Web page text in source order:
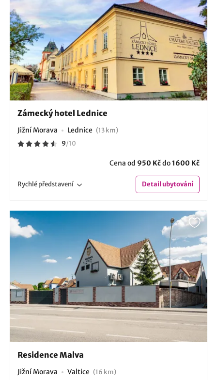
Zámecký hotel Lednice
Jižní Morava Lednice (13 km)
9/10
Cena od 950 Kčdo1600 Kč
Rychlépředstavení Detailubytování
Residence Malva
Jižní Morava Valtice (16 km)